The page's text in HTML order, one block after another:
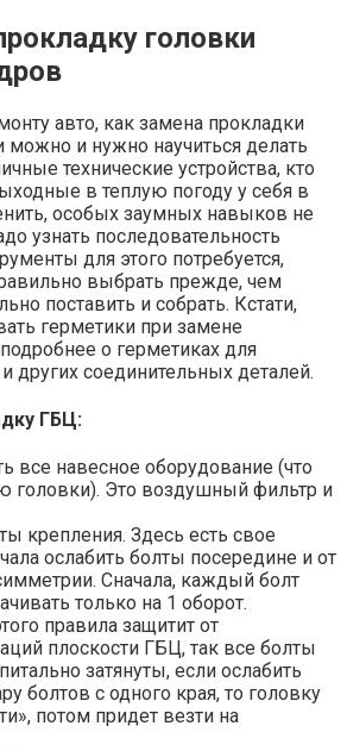
головки
авто, как замена прокладки
и нужно научиться делать
технические устройства, кто
в теплую погоду у себя в
особых заумных навыков не
узнать последовательность
для этого потребуется,
выбрать прежде, чем
поставить и собрать. Кстати,
герметики при замене
о герметиках для
других соединительных деталей.
ГБЦ:
все навесное оборудование (что
головки). Это воздушный фильтр и
крепления. Здесь есть свое
ослабить болты посередине и от
Сначала, каждый болт
только на 1 оборот.
правила защитит от
плоскости ГБЦ, так все болты
затянуты, если ослабить
болтов с одного края, то головку
потом придет везти на